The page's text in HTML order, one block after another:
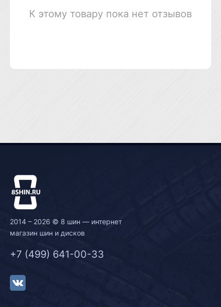
К этому товару пока нет отзывов
2014 – 2026 © 8 шин — интернет
магазин шин и дисков
+7 (499) 641-00-33